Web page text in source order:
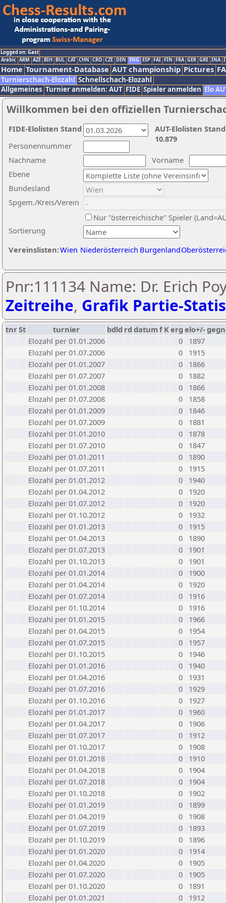
Logged on: Gast
Arabic ARM AZE BIH BUL CAT CHN CRO CZE DEN ENG ESP FAI FIN FRA GER GRE INA
Home Tournament-Database AUT championship Pictures
Turnierschach-Elozahl Schnellschach-Elozahl
Allgemeines Turnier anmelden: AUT FIDE Spieler anmelden Elo
Willkommen bei den offiziellen
Nachname
Vorname
Ebene
Sortierung
Personennummer
Bundesland
Spgem./Kreis/Verein
Nur "österreichische" Spieler
Vereinslisten:Wien Niederösterreich Burgenland
AUT-Elolisten
10.879
FIDE-Elolisten Stand
Pnr:111134 Name: Dr. Erich
Zeitreihe, Grafik Partie-
tnrSt turnier bdld rd datumf Kerg elo+/-
Elozahl per 01.01.2006
0
1897
Elozahl per 01.07.2006
0
1915
Elozahl per 01.01.2007
0
1866
Elozahl per 01.07.2007
0
1882
Elozahl per 01.01.2008
0
1866
Elozahl per 01.07.2008
0
1858
Elozahl per 01.01.2009
0
1846
Elozahl per 01.07.2009
0
1881
Elozahl per 01.01.2010
0
1878
Elozahl per 01.07.2010
0
1847
Elozahl per 01.01.2011
0
1890
Elozahl per 01.07.2011
0
1915
Elozahl per 01.01.2012
0
1940
Elozahl per 01.04.2012
0
1920
Elozahl per 01.07.2012
0
1920
Elozahl per 01.10.2012
0
1932
Elozahl per 01.01.2013
0
1915
Elozahl per 01.04.2013
0
1890
Elozahl per 01.07.2013
0
1901
Elozahl per 01.10.2013
0
1901
Elozahl per 01.01.2014
0
1900
Elozahl per 01.04.2014
0
1920
Elozahl per 01.07.2014
0
1916
Elozahl per 01.10.2014
0
1916
Elozahl per 01.01.2015
0
1966
Elozahl per 01.04.2015
0
1954
Elozahl per 01.07.2015
0
1957
Elozahl per 01.10.2015
0
1946
Elozahl per 01.01.2016
0
1940
Elozahl per 01.04.2016
0
1931
Elozahl per 01.07.2016
0
1929
Elozahl per 01.10.2016
0
1927
Elozahl per 01.01.2017
0
1960
Elozahl per 01.04.2017
0
1906
Elozahl per 01.07.2017
0
1912
Elozahl per 01.10.2017
0
1908
Elozahl per 01.01.2018
0
1910
Elozahl per 01.04.2018
0
1904
Elozahl per 01.07.2018
0
1904
Elozahl per 01.10.2018
0
1902
Elozahl per 01.01.2019
0
1899
Elozahl per 01.04.2019
0
1908
Elozahl per 01.07.2019
0
1893
Elozahl per 01.10.2019
0
1896
Elozahl per 01.01.2020
0
1914
Elozahl per 01.04.2020
0
1905
Elozahl per 01.07.2020
0
1905
Elozahl per 01.10.2020
0
1891
Elozahl per 01.01.2021
0
1912